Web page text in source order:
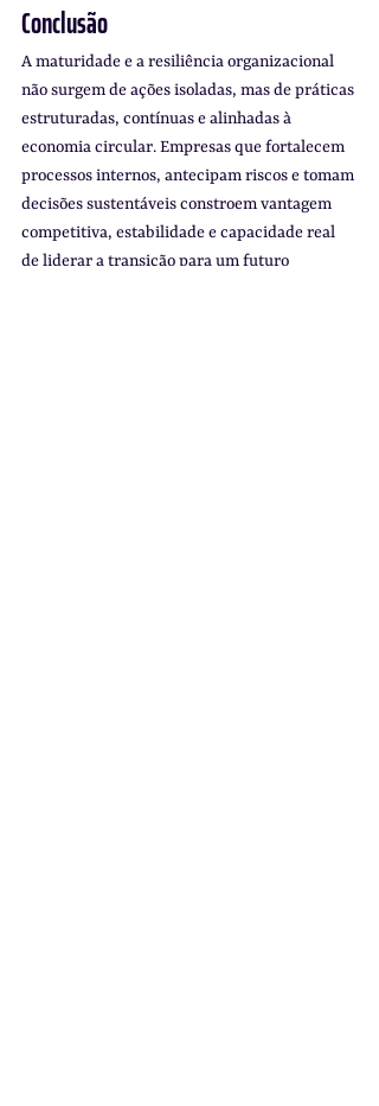
Conclusão
A maturidade e a resiliência organizacional
não surgem de ações isoladas, mas de práticas
estruturadas, contínuas e alinhadas à
economia circular. Empresas que fortalecem
processos internos, antecipam riscos e tomam
decisões sustentáveis constroem vantagem
competitiva, estabilidade e capacidade real
de liderar a transição para um futuro